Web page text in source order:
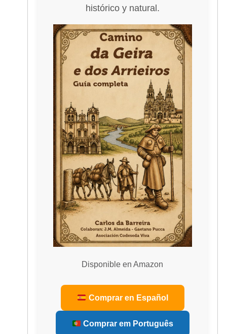
histórico y natural.
Disponible en Amazon
Comprar en Español
Comprar em Português